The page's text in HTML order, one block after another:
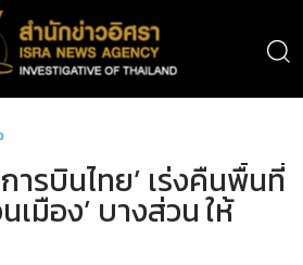
ารบินไทย’ เร่งคืนพื้นที่
มือง’ บางส่วน ให้